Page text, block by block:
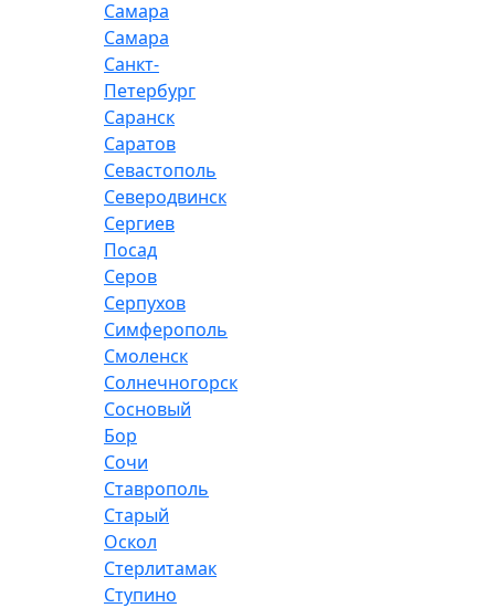
Самара
Самара
Санкт-
Петербург
Саранск
Саратов
Севастополь
Северодвинск
Сергиев
Посад
Серов
Серпухов
Симферополь
Смоленск
Солнечногорск
Сосновый
Бор
Сочи
Ставрополь
Старый
Оскол
Стерлитамак
Ступино